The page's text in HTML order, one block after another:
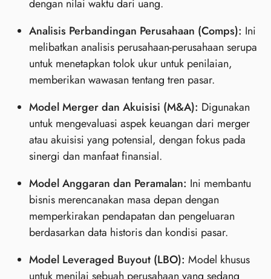
dengan nilai waktu dari uang.
Analisis Perbandingan Perusahaan (Comps): Ini
melibatkan analisis perusahaan-perusahaan serupa
untuk menetapkan tolok ukur untuk penilaian,
memberikan wawasan tentang tren pasar.
Model Merger dan Akuisisi (M&A): Digunakan
untuk mengevaluasi aspek keuangan dari merger
atau akuisisi yang potensial, dengan fokus pada
sinergi dan manfaat finansial.
Model Anggaran dan Peramalan: Ini membantu
bisnis merencanakan masa depan dengan
memperkirakan pendapatan dan pengeluaran
berdasarkan data historis dan kondisi pasar.
Model Leveraged Buyout (LBO): Model khusus
untuk menilai sebuah perusahaan yang sedang